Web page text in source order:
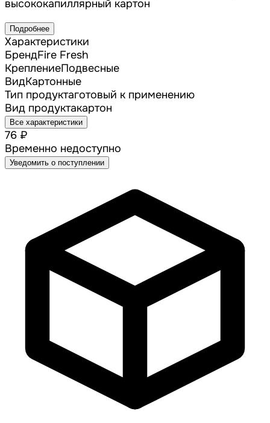
высококапиллярный картон
Подробнее
Характеристики
БрендFire Fresh
КреплениеПодвесные
ВидКартонные
Тип продуктаготовый к применению
Вид продуктакартон
Все характеристики
76 ₽
Временно недоступно
Уведомить о поступлении